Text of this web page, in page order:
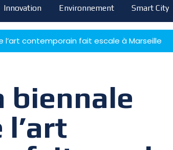
Innovation Environnement Smart City
contemporain fait escale à Marseille
biennale